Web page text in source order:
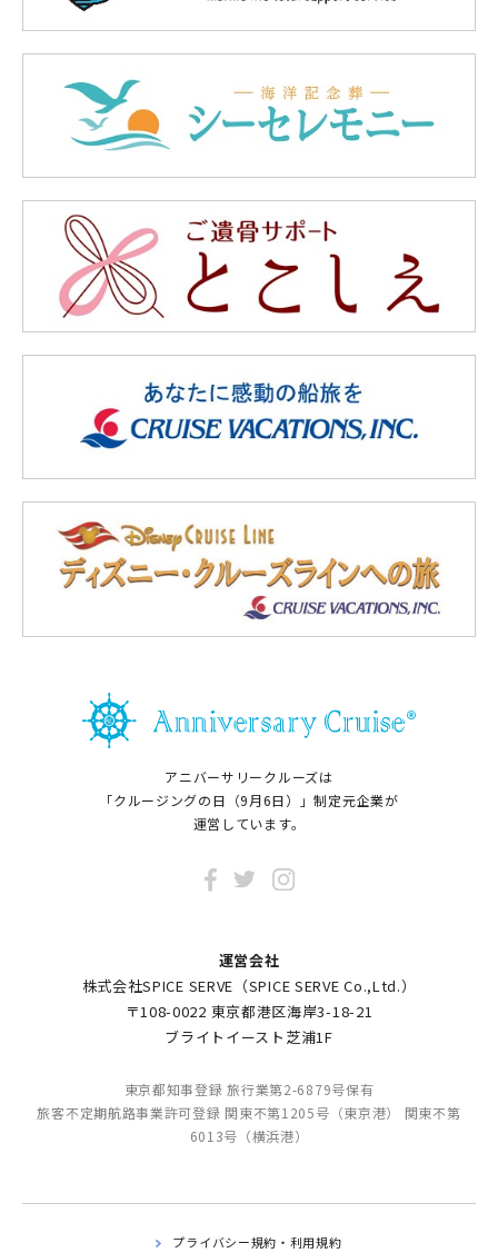
アニバーサリークルーズは
「クルージングの日（9月6日）」制定元企業が
運営しています。
運営会社
株式会社SPICE SERVE（SPICE SERVE Co.,Ltd.）
〒108-0022 東京都港区海岸3-18-21
ブライトイースト芝浦1F
東京都知事登録 旅行業第2-6879号保有
旅客不定期航路事業許可登録 関東不第1205号（東京港） 関東不第
6013号（横浜港）
プライバシー規約・利用規約